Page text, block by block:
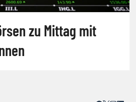
zu Mittag mit